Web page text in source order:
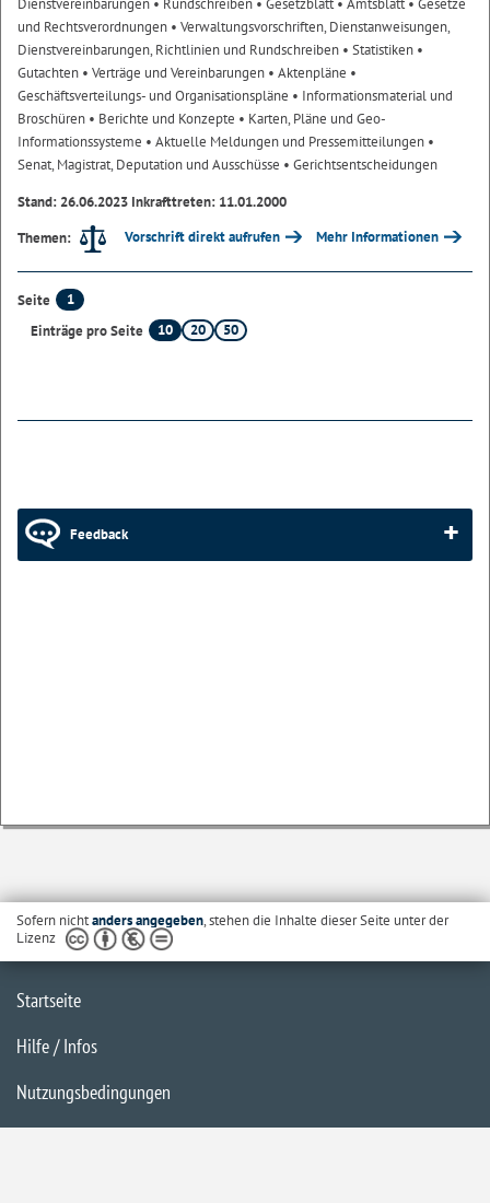
Dienstvereinbarungen • Rundschreiben • Gesetzblatt• Amtsblatt• Gesetze
und Rechtsverordnungen • Verwaltungsvorschriften, Dienstanweisungen,
Dienstvereinbarungen, Richtlinien und Rundschreiben • Statistiken •
Gutachten • Verträge und Vereinbarungen • Aktenpläne •
Geschäftsverteilungs- und Organisationspläne • Informationsmaterial und
Broschüren • Berichte und Konzepte • Karten, Pläne und Geo-
Informationssysteme • Aktuelle Meldungen und Pressemitteilungen •
Senat, Magistrat, Deputation und Ausschüsse • Gerichtsentscheidungen
Stand: 26.06.2023 Inkrafttreten: 11.01.2000
Themen:
Vorschrift direkt aufrufen Mehr Informationen
Seite
1
Einträge pro Seite
10 20 50
Feedback
Sofern nichtanders angegeben, stehen die Inhalte dieser Seite unter der
Lizenz
Startseite
Hilfe / Infos
Nutzungsbedingungen